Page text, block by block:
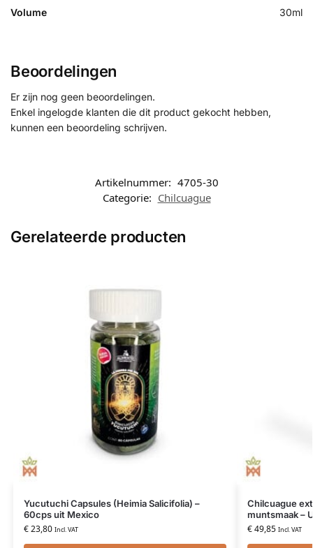
Volume 30ml
Beoordelingen
Er zijn nog geen beoordelingen.
Enkel ingelogde klanten die dit product gekocht hebben,
kunnen een beoordeling schrijven.
Artikelnummer: 4705-30
Categorie: Chilcuague
Gerelateerde producten
Yucutuchi Capsules (Heimia Salicifolia) –
60cps uit Mexico
€23,80 Incl. VAT
Chilcuague
muntsmaak –
€49,85 Incl. VAT